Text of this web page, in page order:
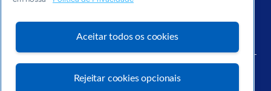
Inovação & Tecnologia
Cultura empreendedora
Arquivo
Aceitar todos os cookies
Rejeitar cookies opcionais